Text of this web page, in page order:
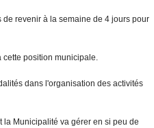
revenir à la semaine de 4 jours pour
cette position municipale.
dans l'organisation des activités
Municipalité va gérer en si peu de